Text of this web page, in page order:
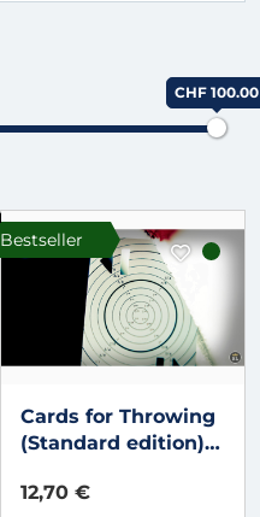
CHF 100.00
Bestseller
Cards for Throwing
(Standard edition)
Instructions
12,70 €